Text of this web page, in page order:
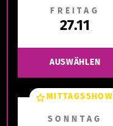
FREITAG
27.11
AUSWÄHLEN
MITTAGSSHOW
SONNTAG